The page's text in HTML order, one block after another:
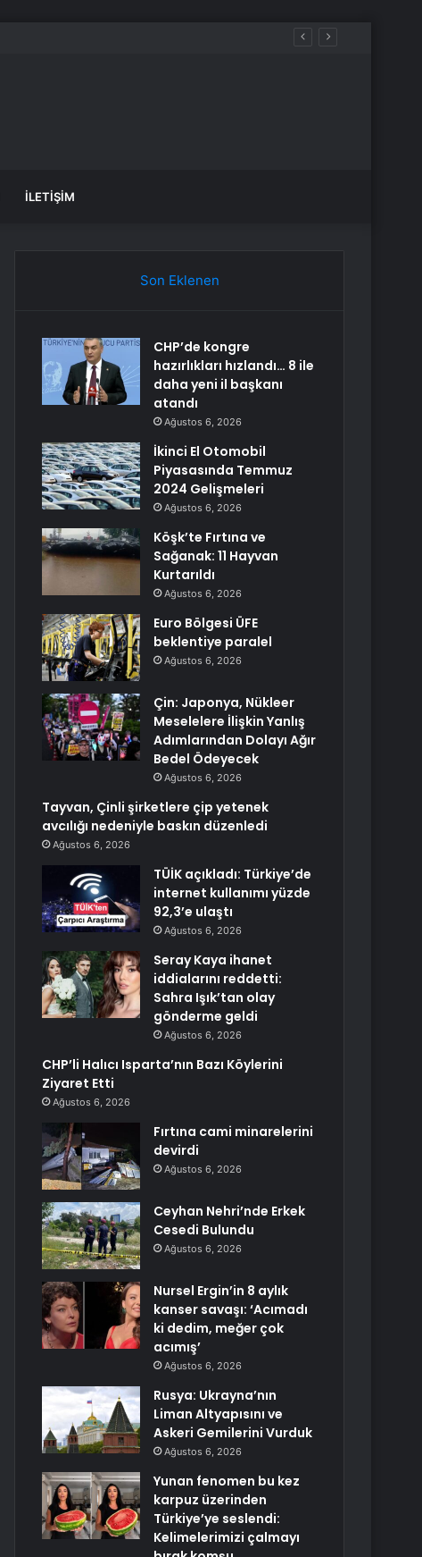
İLETIŞIM
Son Eklenen
CHP’de kongre
hazırlıkları hızlandı… 8 ile
daha yeni il başkanı
atandı
Ağustos 6, 2026
İkinci El Otomobil
Piyasasında Temmuz
2024 Gelişmeleri
Ağustos 6, 2026
Köşk’te Fırtına ve
Sağanak: 11 Hayvan
Kurtarıldı
Ağustos 6, 2026
Euro Bölgesi ÜFE
beklentiye paralel
Ağustos 6, 2026
Çin: Japonya, Nükleer
Meselelere İlişkin Yanlış
Adımlarından Dolayı Ağır
Bedel Ödeyecek
Ağustos 6, 2026
Tayvan, Çinli şirketlere çip yetenek
avcılığı nedeniyle baskın düzenledi
Ağustos 6, 2026
TÜİK açıkladı: Türkiye’de
internet kullanımı yüzde
92,3’e ulaştı
Ağustos 6, 2026
Seray Kaya ihanet
iddialarını reddetti:
Sahra Işık’tan olay
gönderme geldi
Ağustos 6, 2026
CHP’li Halıcı Isparta’nın Bazı Köylerini
Ziyaret Etti
Ağustos 6, 2026
Fırtına cami minarelerini
devirdi
Ağustos 6, 2026
Ceyhan Nehri’nde Erkek
Cesedi Bulundu
Ağustos 6, 2026
Nursel Ergin’in 8 aylık
kanser savaşı: ‘Acımadı
ki dedim, meğer çok
acımış’
Ağustos 6, 2026
Rusya: Ukrayna’nın
Liman Altyapısını ve
Askeri Gemilerini Vurduk
Ağustos 6, 2026
Yunan fenomen bu kez
karpuz üzerinden
Türkiye’ye seslendi:
Kelimelerimizi çalmayı